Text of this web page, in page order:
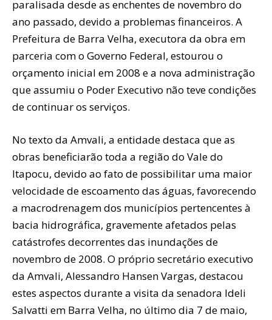
paralisada desde as enchentes de novembro do
ano passado, devido a problemas financeiros. A
Prefeitura de Barra Velha, executora da obra em
parceria com o Governo Federal, estourou o
orçamento inicial em 2008 e a nova administração
que assumiu o Poder Executivo não teve condições
de continuar os serviços.
No texto da Amvali, a entidade destaca que as
obras beneficiarão toda a região do Vale do
Itapocu, devido ao fato de possibilitar uma maior
velocidade de escoamento das águas, favorecendo
a macrodrenagem dos municípios pertencentes à
bacia hidrográfica, gravemente afetados pelas
catástrofes decorrentes das inundações de
novembro de 2008. O próprio secretário executivo
da Amvali, Alessandro Hansen Vargas, destacou
estes aspectos durante a visita da senadora Ideli
Salvatti em Barra Velha, no último dia 7 de maio,